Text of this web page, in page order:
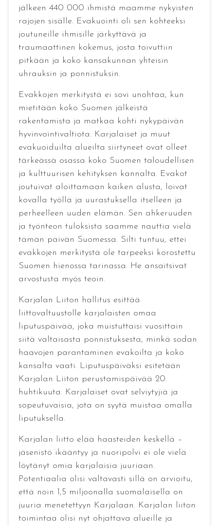
jälkeen 440 000 ihmistä maamme nykyisten
rajojen sisälle. Evakuointi oli sen kohteeksi
joutuneille ihmisille järkyttävä ja
traumaattinen kokemus, josta toivuttiin
pitkään ja koko kansakunnan yhteisin
uhrauksin ja ponnistuksin.
Evakkojen merkitystä ei sovi unohtaa, kun
mietitään koko Suomen jälkeistä
rakentamista ja matkaa kohti nykypäivän
hyvinvointivaltiota. Karjalaiset ja muut
evakuoiduilta alueilta siirtyneet ovat olleet
tärkeässä osassa koko Suomen taloudellisen
ja kulttuurisen kehityksen kannalta. Evakot
joutuivat aloittamaan kaiken alusta, loivat
kovalla työllä ja uurastuksella itselleen ja
perheelleen uuden elämän. Sen ahkeruuden
ja työnteon tuloksista saamme nauttia vielä
tämän päivän Suomessa. Silti tuntuu, ettei
evakkojen merkitystä ole tarpeeksi korostettu
Suomen hienossa tarinassa. He ansaitsivat
arvostusta myös teoin.
Karjalan Liiton hallitus esittää
liittovaltuustolle karjalaisten omaa
liputuspäivää, joka muistuttaisi vuosittain
siitä valtaisasta ponnistuksesta, minkä sodan
haavojen parantaminen evakoilta ja koko
kansalta vaati. Liputuspäiväksi esitetään
Karjalan Liiton perustamispäivää 20.
huhtikuuta. Karjalaiset ovat selviytyjiä ja
sopeutuvaisia, jota on syytä muistaa omalla
liputuksella.
Karjalan liitto elää haasteiden keskellä –
jäsenistö ikääntyy ja nuoripolvi ei ole vielä
löytänyt omia karjalaisia juuriaan.
Potentiaalia olisi valtavasti sillä on arvioitu,
että noin 1,5 miljoonalla suomalaisella on
juuria menetettyyn Karjalaan. Karjalan liiton
toimintaa olisi nyt ohjattava alueille ja